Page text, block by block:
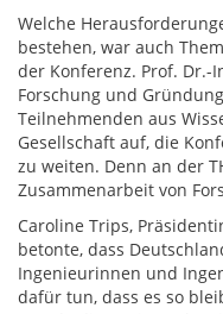
Welche
bestehen, war auch
der Konferenz. Prof. Dr.-
Forschung und
Teilnehmenden aus
Gesellschaft auf, die
zu weiten. Denn an der
Zusammenarbeit von
Caroline Trips,
betonte, dass
Ingenieurinnen und
dafür tun, dass es so